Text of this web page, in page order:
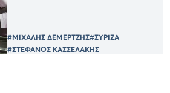
#ΜΙΧΑΛΗΣ ΔΕΜΕΡΤΖΗΣ#ΣΥΡΙΖΑ
#ΣΤΕΦΑΝΟΣ ΚΑΣΣΕΛΑΚΗΣ